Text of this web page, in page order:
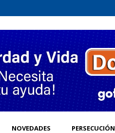
NOVEDADES PERSECUCIÓN